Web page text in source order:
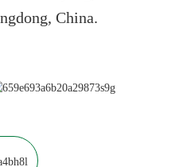
China.